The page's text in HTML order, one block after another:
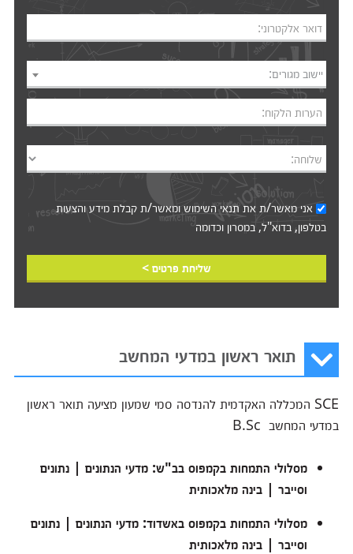
דואר אלקטרוני:
יישוב מגורים:
הערות הלקוח:
שלוחה:
אני מאשר/ת אתתנאי השימושומאשר/ת קבלת מידע והצעות
בטלפון, בדוא"ל, במסרון וכדומה‎‎
שליחת פרטים >
תואר ראשון במדעי המחשב
SCE המכללה האקדמית להנדסה סמי שמעון מציעה תואר ראשון
במדעי המחשב B.Sc
מסלולי התמחות בקמפוס בב"ש: מדעי הנתונים | נתונים
וסייבר | בינה מלאכותית
מסלולי התמחות בקמפוס באשדוד: מדעי הנתונים | נתונים
וסייבר | בינה מלאכותית